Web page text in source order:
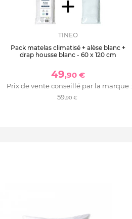
TINEO
Pack matelas climatisé + alèse blanc +
drap housse blanc - 60 x 120 cm
49,90 €
Prix de vente conseillé par la marque :
59,90 €